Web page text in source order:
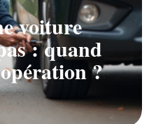
voiture
: quand
?